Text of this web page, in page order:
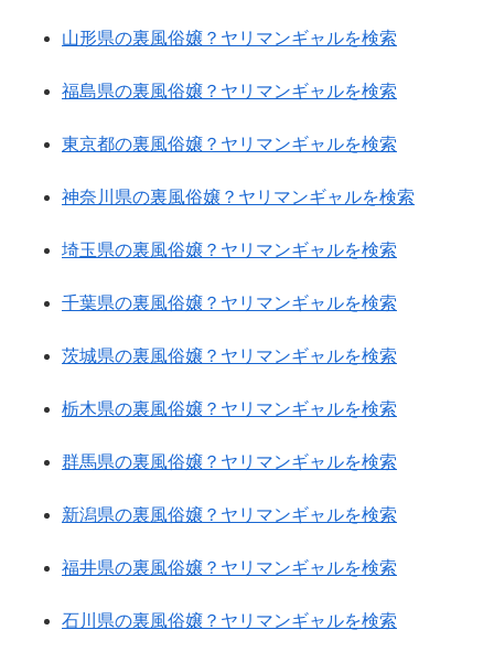
山形県の裏風俗嬢？ヤリマンギャルを検索
福島県の裏風俗嬢？ヤリマンギャルを検索
東京都の裏風俗嬢？ヤリマンギャルを検索
神奈川県の裏風俗嬢？ヤリマンギャルを検索
埼玉県の裏風俗嬢？ヤリマンギャルを検索
千葉県の裏風俗嬢？ヤリマンギャルを検索
茨城県の裏風俗嬢？ヤリマンギャルを検索
栃木県の裏風俗嬢？ヤリマンギャルを検索
群馬県の裏風俗嬢？ヤリマンギャルを検索
新潟県の裏風俗嬢？ヤリマンギャルを検索
福井県の裏風俗嬢？ヤリマンギャルを検索
石川県の裏風俗嬢？ヤリマンギャルを検索